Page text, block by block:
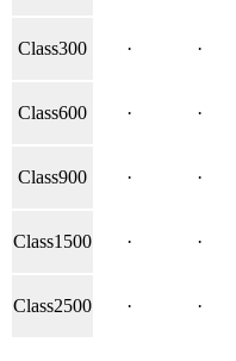
Class300 · ·
Class600 · ·
Class900 · ·
Class1500 · ·
Class2500 · ·